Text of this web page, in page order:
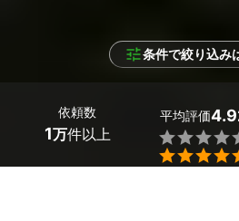
条件で絞り込み
依頼数
1万件以上
平均評価